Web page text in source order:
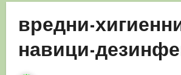
вредни-
навици-